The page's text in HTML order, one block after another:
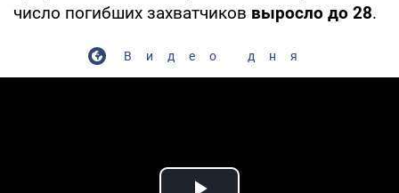
число погибших захватчиков выросло до 28.
Видео дня